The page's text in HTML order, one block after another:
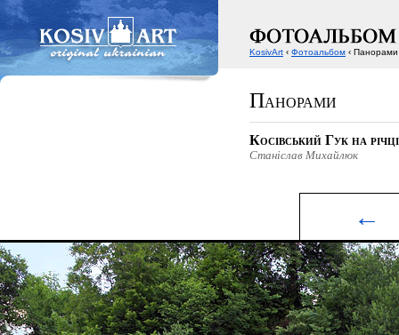
Панорами
Косівський Гук на
Станіслав Михайлюк
KosivArt ‹ Фотоальбом ‹ Панорами